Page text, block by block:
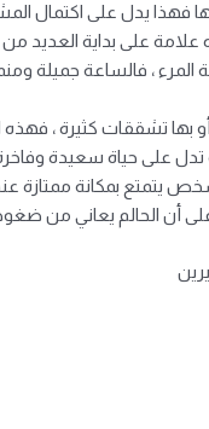
فهذا يدل على اكتمال
علامة على بداية
، فالساعة جميلة
بها تشققات كثيرة ،
تدل على حياة سعيدة
بمكانة ممتازة عند
الحالم يعاني من ضغوط